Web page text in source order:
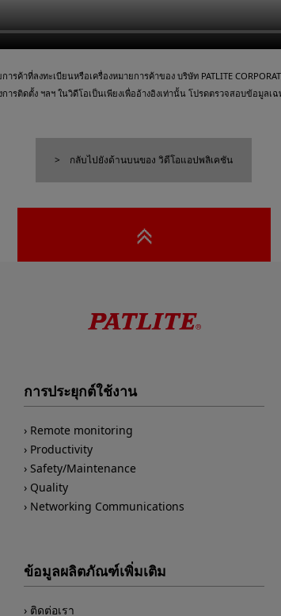
ยการค้าที่ลงทะเบียนหรือเครื่องหมายการค้าของ บริษัท PATLITE
ารติดตั้ง ฯลฯ ในวิดีโอเป็นเพียงเพื่ออ้างอิงเท่านั้น โปรดตรวจสอบข้อมูล
กลับไปยังด้านบนของ วิดีโอแอปพลิเคชัน
การประยุกต์ใช้งาน
Remote monitoring
Productivity
Safety/Maintenance
Quality
Networking Communications
ข้อมูลผลิตภัณฑ์เพิ่มเติม
ติดต่อเรา